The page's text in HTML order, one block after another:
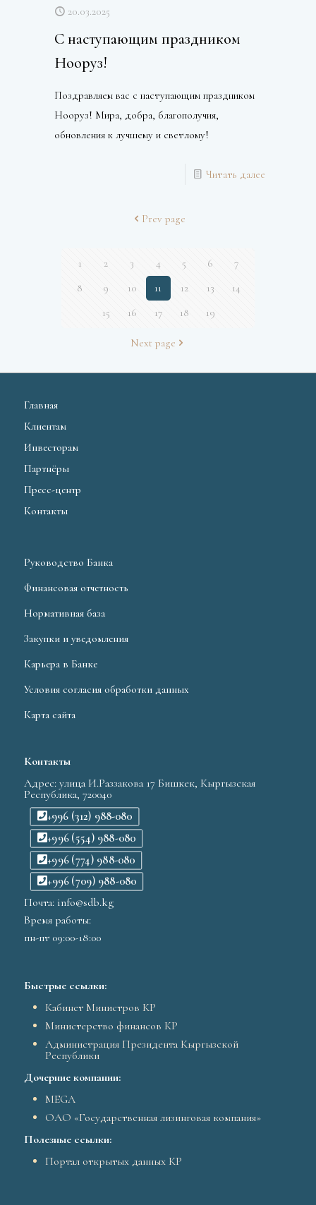
20.03.2025
С наступающим праздником
Нооруз!
Поздравляем вас с наступающим праздником
Нооруз! Мира, добра, благополучия,
обновления к лучшему и светлому!
Читать далее
Prev page
1 2 3 4 5 6
7
8
9 10 11 12 13
14
15
16 17 18 19
Next page
Главная
Клиентам
Инвесторам
Партнёры
Пресс-центр
Контакты
Руководство Банка
Финансовая отчетность
Нормативная база
Закупки и уведомления
Карьера в Банке
Условия согласия обработки данных
Карта сайта
Контакты
Адрес: улица И.Раззакова 17 Бишкек, Кыргызская
Республика, 720040
+996 (312) 988-080
+996 (554) 988-080
+996 (774) 988-080
+996 (709) 988-080
Почта: info@sdb.kg
Время работы:
пн-пт 09:00-18:00
Быстрые ссылки:
Кабинет Министров КР
Министерство финансов КР
Администрация Президента Кыргызской
Республики
Дочерние компании:
MEGA
ОАО «Государственная лизинговая компания»
Полезные ссылки:
Портал открытых данных КР